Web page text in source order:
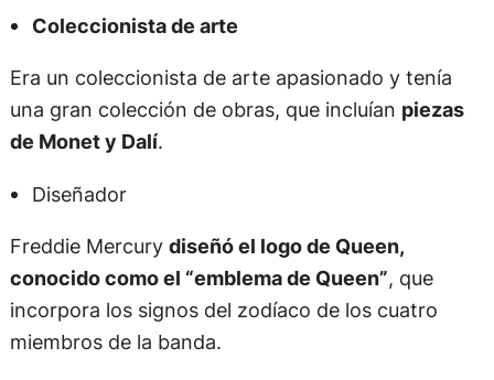
Coleccionista de arte
Era un coleccionista de arte apasionado y tenía
una gran colección de obras, que incluían piezas
de Monet y Dalí.
Diseñador
Freddie Mercury diseñó el logo de Queen,
conocido como el “emblema de Queen”, que
incorpora los signos del zodíaco de los cuatro
miembros de la banda.